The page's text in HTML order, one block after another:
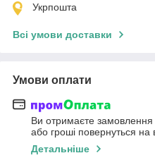
Укрпошта
Всі умови доставки
Умови оплати
Ви отримаєте замовлення
або гроші повернуться на
Детальніше